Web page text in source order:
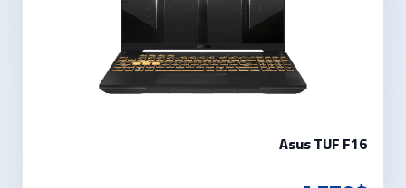
Asus TUF F16